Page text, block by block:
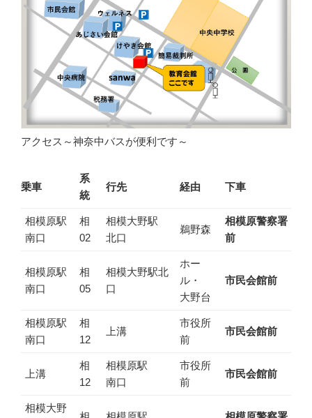
アクセス～神奈中バスが便利です～
乗車
系
統
行先 経由 下車
相模原駅
南口
相
02
相模大野駅
北口
鵜野森
相模原警察署
前
相模原駅
南口
相
05
相模大野駅北
口
ホー
ル・
大野台
市民会館前
相模原駅
南口
相
12
上溝
市役所
前
市民会館前
上溝
相
12
相模原駅
南口
市役所
前
市民会館前
相模大野